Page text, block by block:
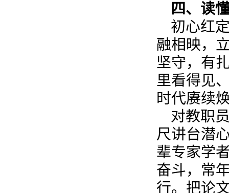
四、读
初心红
融相映，
坚守，有
里看得见
时代赓续
对教职
尺讲台潜
辈专家学
奋斗，常
行。把论